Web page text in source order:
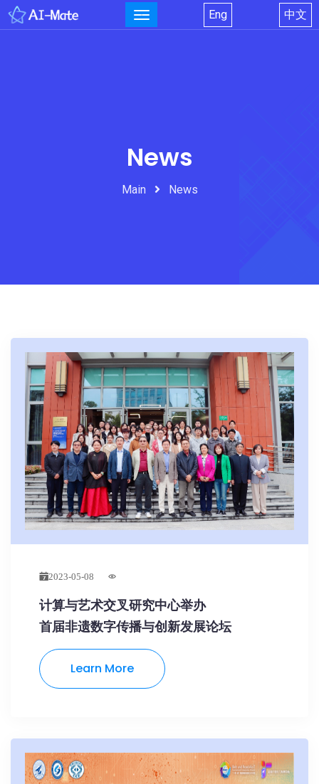
Eng 中文
News
Main News
2023-05-08
计算与艺术交叉研究中心举办
首届非遗数字传播与创新发展论坛